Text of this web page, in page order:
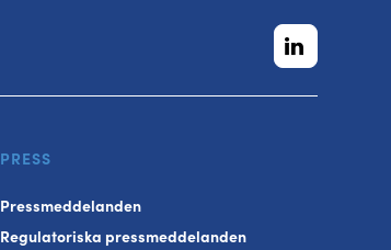
PRESS
Pressmeddelanden
Regulatoriska pressmeddelanden